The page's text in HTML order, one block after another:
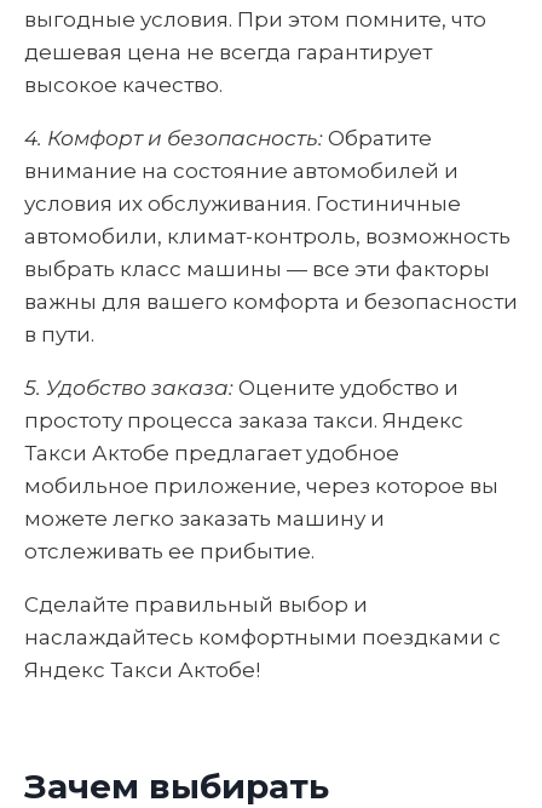
выгодные условия. При этом помните, что
дешевая цена не всегда гарантирует
высокое качество.
4. Комфорт и безопасность: Обратите
внимание на состояние автомобилей и
условия их обслуживания. Гостиничные
автомобили, климат-контроль, возможность
выбрать класс машины — все эти факторы
важны для вашего комфорта и безопасности
в пути.
5. Удобство заказа: Оцените удобство и
простоту процесса заказа такси. Яндекс
Такси Актобе предлагает удобное
мобильное приложение, через которое вы
можете легко заказать машину и
отслеживать ее прибытие.
Сделайте правильный выбор и
наслаждайтесь комфортными поездками с
Яндекс Такси Актобе!
Зачем выбирать